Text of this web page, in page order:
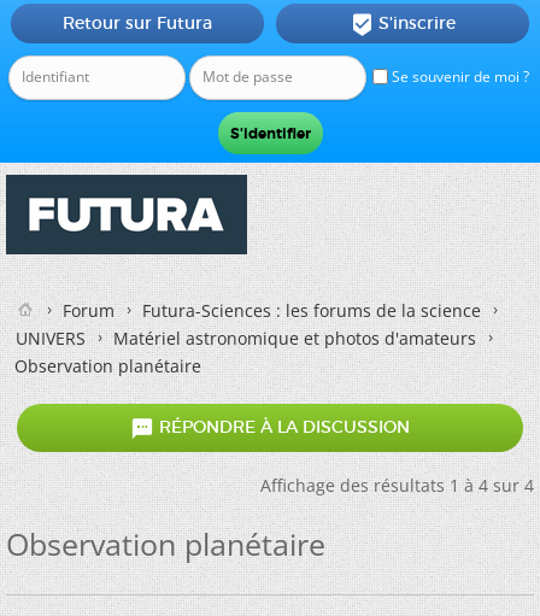
Se souvenir de moi ?
Retour sur Futura  S'inscrire
Forum
Futura-Sciences : les forums de la science
UNIVERS
Matériel astronomique et photos d'amateurs
Observation planétaire
 RÉPONDRE À LA DISCUSSION
Affichage des résultats 1 à 4 sur 4
Observation planétaire